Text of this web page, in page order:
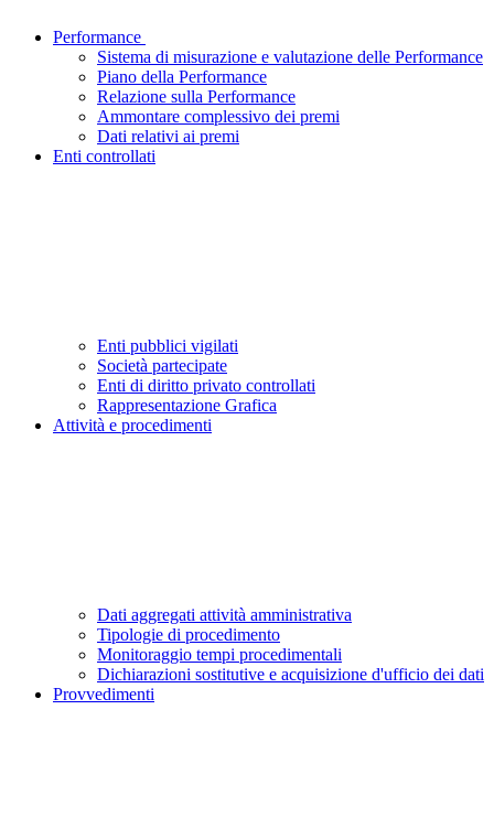
Performance
Sistema di misurazione e valutazione delle Performance
Piano della Performance
Relazione sulla Performance
Ammontare complessivo dei premi
Dati relativi ai premi
Enti controllati
Enti pubblici vigilati
Società partecipate
Enti di diritto privato controllati
Rappresentazione Grafica
Attività e procedimenti
Dati aggregati attività amministrativa
Tipologie di procedimento
Monitoraggio tempi procedimentali
Dichiarazioni sostitutive e acquisizione d'ufficio dei dati
Provvedimenti